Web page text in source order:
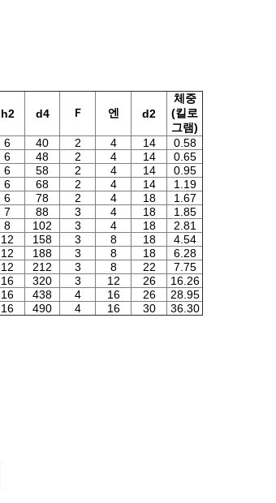
h2 d4 Ｆ 엔 d2
체중
(킬로
그램)
6 40 2 4 14
0.58
6 48 2 4 14
0.65
6 58 2 4 14
0.95
6 68 2 4 14
1.19
6 78 2 4 18
1.67
7 88 3 4 18
1.85
8 102 3 4 18
2.81
12 158 3 8 18
4.54
12 188 3 8 18
6.28
12 212 3 8 22
7.75
16 320 3 12 26
16.26
16 438 4 16 26
28.95
16 490 4 16 30 36.30